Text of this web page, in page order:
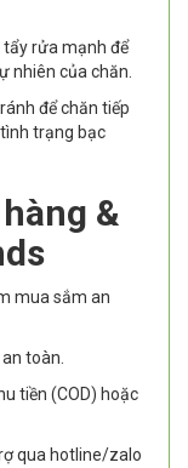
tẩy rửa mạnh để
nhiên của chăn.
để chăn tiếp
trạng bạc
&
mua sắm an
toàn.
tiền (COD) hoặc
qua hotline/zalo